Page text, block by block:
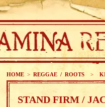
HOME > REGGAE / ROOTS >
STAND FIRM /